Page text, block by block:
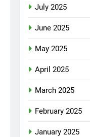
July 2025
June 2025
May 2025
April 2025
March 2025
February 2025
January 2025